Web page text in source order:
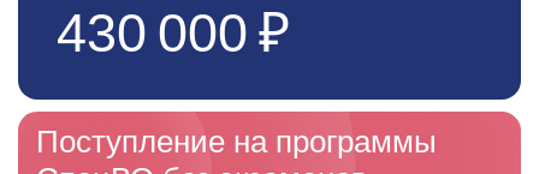
430 000 ₽
Поступление на программы